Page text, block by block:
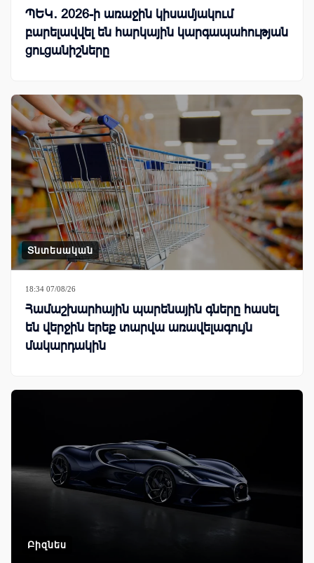
ՊԵԿ․ 2026-ի առաջին կիսամյակում
բարելավվել են հարկային կարգապահության
ցուցանիշները
Տնտեսական
18:34 07/08/26
Համաշխարհային պարենային գները հասել
են վերջին երեք տարվա առավելագույն
մակարդակին
Բիզնես